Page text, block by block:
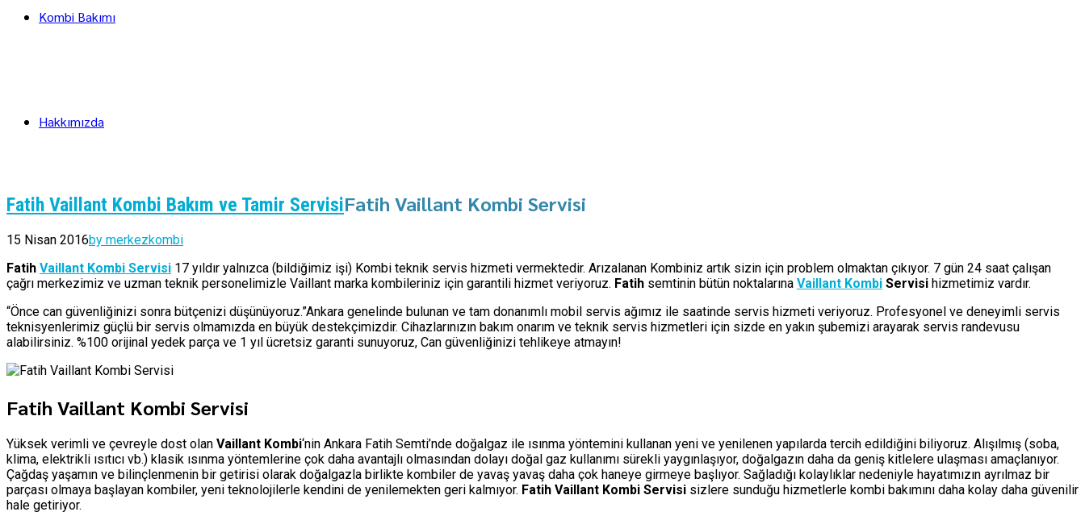
Kombi Bakımı
Hakkımızda
Fatih Vaillant Kombi Bakım ve Tamir ServisiFatih Vaillant Kombi Servisi
15 Nisan 2016by merkezkombi
Fatih Vaillant Kombi Servisi 17 yıldır yalnızca (bildiğimiz işi) Kombi teknik servis hizmeti vermektedir. Arızalanan Kombiniz artık sizin için problem olmaktan çıkıyor. 7 gün 24 saat çalışan
çağrı merkezimiz ve uzman teknik personelimizle Vaillant marka kombileriniz için garantili hizmet veriyoruz. Fatih semtinin bütün noktalarına Vaillant Kombi Servisi hizmetimiz vardır.
“Önce can güvenliğinizi sonra bütçenizi düşünüyoruz.”Ankara genelinde bulunan ve tam donanımlı mobil servis ağımız ile saatinde servis hizmeti veriyoruz. Profesyonel ve deneyimli servis
teknisyenlerimiz güçlü bir servis olmamızda en büyük destekçimizdir. Cihazlarınızın bakım onarım ve teknik servis hizmetleri için sizde en yakın şubemizi arayarak servis randevusu
alabilirsiniz. %100 orijinal yedek parça ve 1 yıl ücretsiz garanti sunuyoruz, Can güvenliğinizi tehlikeye atmayın!
Fatih Vaillant Kombi Servisi
Yüksek verimli ve çevreyle dost olan Vaillant Kombi‘nin Ankara Fatih Semti’nde doğalgaz ile ısınma yöntemini kullanan yeni ve yenilenen yapılarda tercih edildiğini biliyoruz. Alışılmış (soba,
klima, elektrikli ısıtıcı vb.) klasik ısınma yöntemlerine çok daha avantajlı olmasından dolayı doğal gaz kullanımı sürekli yaygınlaşıyor, doğalgazın daha da geniş kitlelere ulaşması amaçlanıyor.
Çağdaş yaşamın ve bilinçlenmenin bir getirisi olarak doğalgazla birlikte kombiler de yavaş yavaş daha çok haneye girmeye başlıyor. Sağladığı kolaylıklar nedeniyle hayatımızın ayrılmaz bir
parçası olmaya başlayan kombiler, yeni teknolojilerle kendini de yenilemekten geri kalmıyor. Fatih Vaillant Kombi Servisi sizlere sunduğu hizmetlerle kombi bakımını daha kolay daha güvenilir
hale getiriyor.